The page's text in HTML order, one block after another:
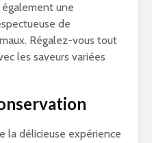
une
de
Régalez-vous tout
les saveurs variées
la délicieuse expérience